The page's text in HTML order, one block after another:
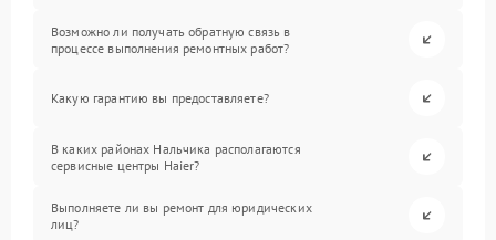
Возможно ли получать обратную связь в
процессе выполнения ремонтных работ?
Какую гарантию вы предоставляете?
В каких районах Нальчика располагаются
сервисные центры Haier?
Выполняете ли вы ремонт для юридических
лиц?